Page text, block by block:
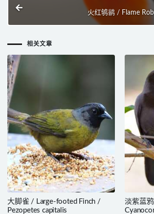
火红鸲鹟 / Flame
相关文章
大脚雀 / Large-footed Finch /
Pezopetes capitalis
淡紫蓝